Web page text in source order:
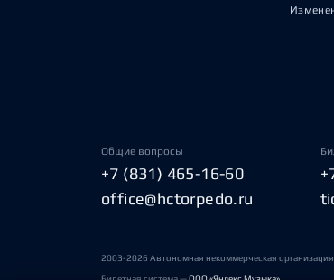
Общие вопросы
+7 (831) 465-16-60
office@hctorpedo.ru
2003-2026 Автономная некоммерческая